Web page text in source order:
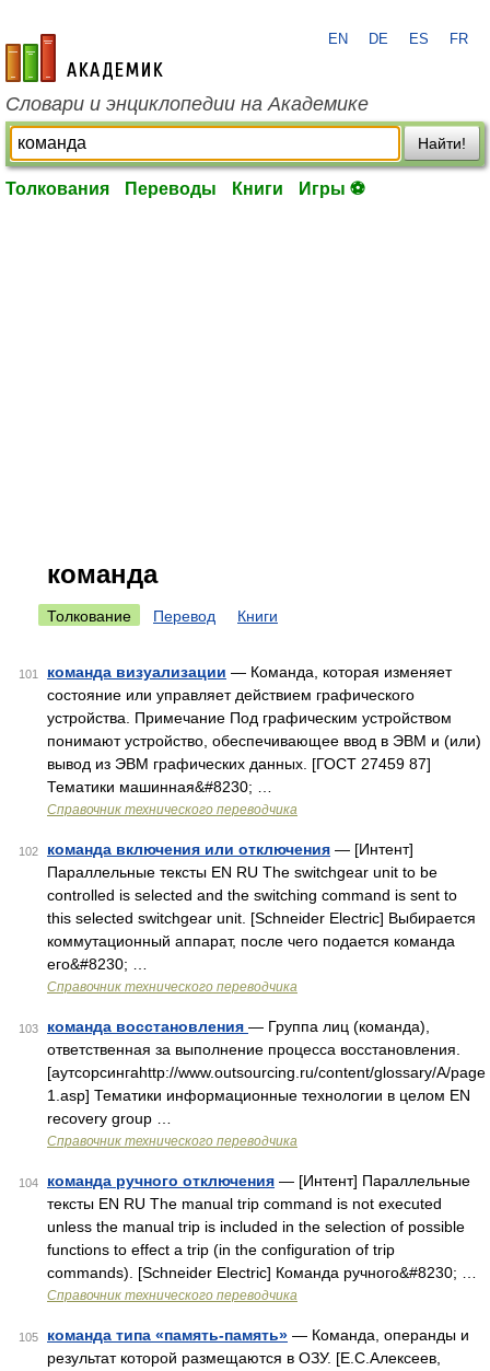
academic.ru
EN DE ES FR
Словари и энциклопедии на Академике
Найти!
Толкования Переводы Книги Игры ⚽
команда
Толкование Перевод Книги
101 команда визуализации — Команда, которая изменяет
состояние или управляет действием графического
устройства. Примечание Под графическим устройством
понимают устройство, обеспечивающее ввод в ЭВМ и (или)
вывод из ЭВМ графических данных. [ГОСТ 27459 87]
Тематики машинная&#8230; …
Справочник технического переводчика
102 команда включения или отключения — [Интент]
Параллельные тексты EN RU The switchgear unit to be
controlled is selected and the switching command is sent to
this selected switchgear unit. [Schneider Electric] Выбирается
коммутационный аппарат, после чего подается команда
его&#8230; …
Справочник технического переводчика
103 команда восстановления — Группа лиц (команда),
ответственная за выполнение процесса восстановления.
[аутсорсингаhttp://www.outsourcing.ru/content/glossary/A/page
1.asp] Тематики информационные технологии в целом EN
recovery group …
Справочник технического переводчика
104 команда ручного отключения — [Интент] Параллельные
тексты EN RU The manual trip command is not executed
unless the manual trip is included in the selection of possible
functions to effect a trip (in the configuration of trip
commands). [Schneider Electric] Команда ручного&#8230; …
Справочник технического переводчика
105 команда типа «память-память» — Команда, операнды и
результат которой размещаются в ОЗУ. [Е.С.Алексеев,